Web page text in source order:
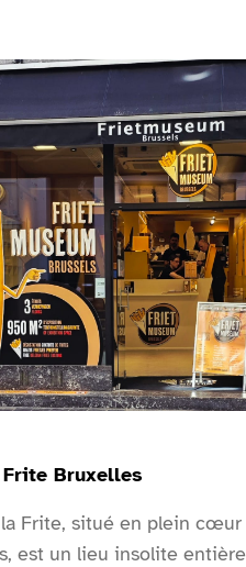
Bruxelles
Frite, situé en plein cœur
est un lieu insolite
Frite Bruxelles